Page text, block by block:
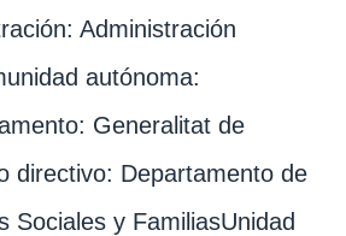
Administración
autónoma:
Generalitat de
directivo: Departamento de
Sociales y FamiliasUnidad